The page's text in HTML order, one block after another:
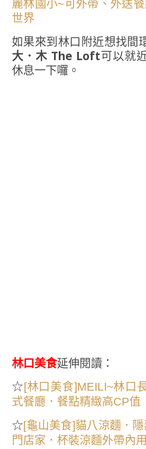
如果來到林口附近想找間
大．木 The Loft可以就
休息一下囉。
林口美食延伸閱讀：
☆ [林口美食]MEILI~林口
式餐廳．餐點精緻高CP值
☆[龜山美食]貓八涼麵．
門店家．杯裝涼麵外帶內